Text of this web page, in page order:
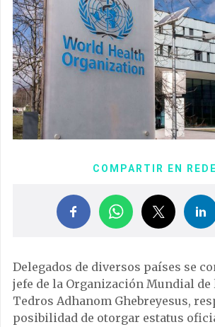
COMPARTIR EN
Delegados de diversos países se
jefe de la Organización Mundial de
Tedros Adhanom Ghebreyesus,
posibilidad de otorgar estatus